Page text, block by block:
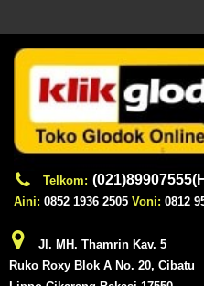
Telkom:
Aini: 0852 1936 2505 Voni: 0812
Jl. MH. Thamrin Kav. 5
Ruko Roxy Blok A No. 20, Cibatu